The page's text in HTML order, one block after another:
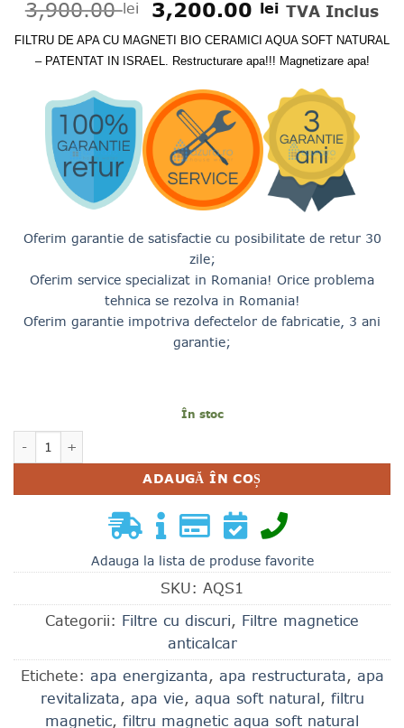
Evaluat la
5din 5 pe
baza unei
evaluări
3,900.00lei Prețul
inițial
a
fost:
3,900.00 lei.
3,200.00 leiPrețul
curent
este:
3,200.00
TVA Inclus
F ILTRU DE APA CU MAGNETI BIO CERAMICI AQUA SOFT NATURAL
– PATENTAT IN ISRAEL. Restructurare apa!!! Magnetizare apa!
Oferim garantie de satisfactie cu posibilitate de retur 30
zile;
Oferim service specializat in Romania! Orice problema
tehnica se rezolva in Romania!
Oferim garantie impotriva defectelor de fabricatie, 3 ani
garantie;
În stoc
Cantitate FILTRU MAGNETIC ANTICALCAR 1" AQUA SOFT
ADAUGĂ ÎN COȘ
Adauga la lista de produse favorite
SKU: AQS1
Categorii: Filtre cu discuri, Filtre magnetice
anticalcar
Etichete: apa energizanta, apa restructurata, apa
revitalizata, apa vie, aqua soft natural, filtru
magnetic, filtru magnetic aqua soft natural